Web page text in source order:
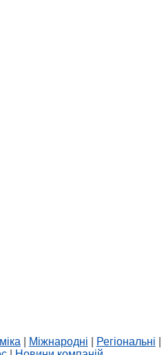
Міжнародні Регіональні